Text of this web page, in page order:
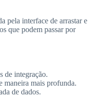
pela interface de arrastar e
que podem passar por
de integração.
maneira mais profunda.
de dados.